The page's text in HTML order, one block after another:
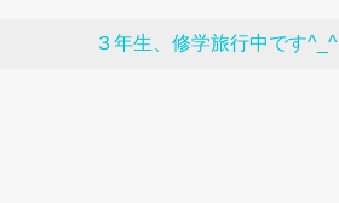
３年生、修学旅行中です^_^